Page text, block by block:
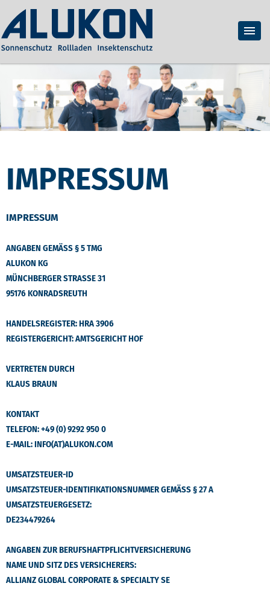
IMPRESSUM
IMPRESSUM
ANGABEN GEMÄSS § 5 TMG
ALUKON KG
MÜNCHBERGER STRASSE 31
95176 KONRADSREUTH
HANDELSREGISTER: HRA 3906
REGISTERGERICHT: AMTSGERICHT HOF
VERTRETEN DURCH
KLAUS BRAUN
KONTAKT
TELEFON: +49 (0) 9292 950 0
E-MAIL: INFO(AT)ALUKON.COM
UMSATZSTEUER-ID
UMSATZSTEUER-IDENTIFIKATIONSNUMMER GEMÄSS § 27 A U
MSATZSTEUERGESETZ:
DE234479264
ANGABEN ZUR BERUFSHAFTPFLICHTVERSICHERUNG
NAME UND SITZ DES VERSICHERERS:
ALLIANZ GLOBAL CORPORATE & SPECIALTY SE